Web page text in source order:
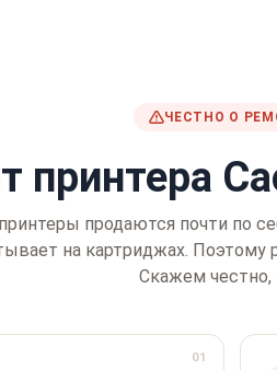
ЧЕСТНО О
принтера
продаются почти по
на картриджах.
Скажем честно,
01